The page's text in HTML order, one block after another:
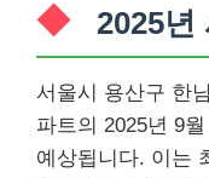
2025년
서울시 용산구 한
파트의 2025년 9
예상됩니다. 이는